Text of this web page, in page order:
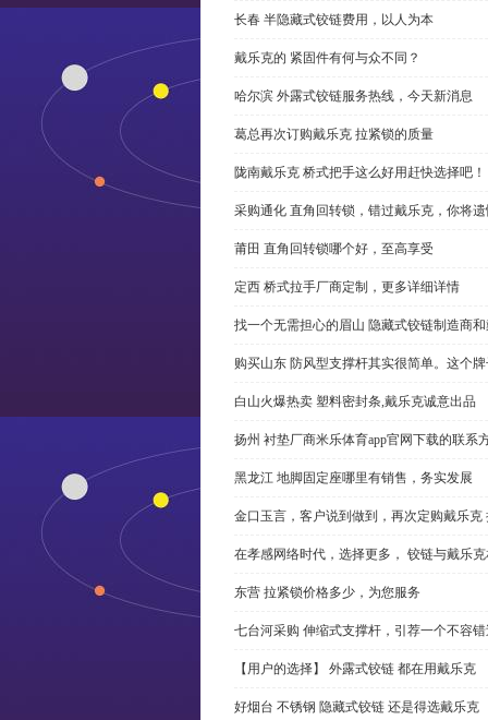
长春 半隐藏式铰链费用，以人为本
戴乐克的 紧固件有何与众不同？
哈尔滨 外露式铰链服务热线，今天新消息
葛总再次订购戴乐克 拉紧锁的质量
陇南戴乐克 桥式把手这么好用赶快选择吧！
采购通化 直角回转锁，错过戴乐克，你将
莆田 直角回转锁哪个好，至高享受
定西 桥式拉手厂商定制，更多详细详情
找一个无需担心的眉山 隐藏式铰链制造商
购买山东 防风型支撑杆其实很简单。这个
白山火爆热卖 塑料密封条,戴乐克诚意出品
扬州 衬垫厂商米乐体育app官网下载的联系
黑龙江 地脚固定座哪里有销售，务实发展
金口玉言，客户说到做到，再次定购戴乐克
在孝感网络时代，选择更多， 铰链与戴乐
东营 拉紧锁价格多少，为您服务
七台河采购 伸缩式支撑杆，引荐一个不容
【用户的选择】 外露式铰链 都在用戴乐克
好烟台 不锈钢 隐藏式铰链 还是得选戴乐克